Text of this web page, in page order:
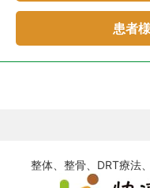
患者
整体、整骨、DRT療法